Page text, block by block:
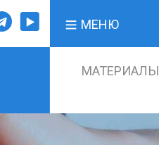
МЕНЮ
МАТЕРИАЛЫ